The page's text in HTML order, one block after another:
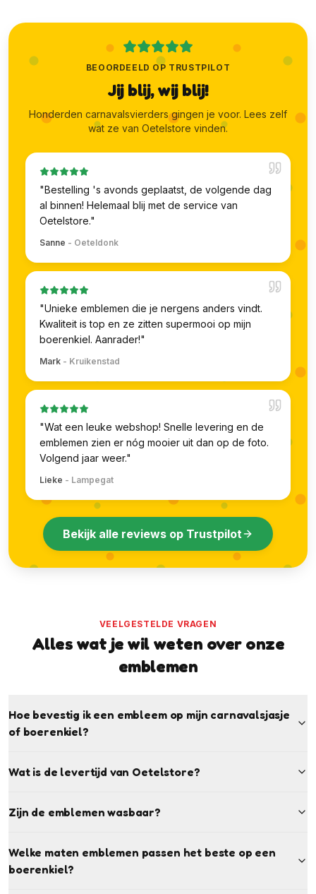
BEOORDEELD OP TRUSTPILOT
Jij blij, wij blij!
Honderden carnavalsvierders gingen je voor. Lees zelf
wat ze van Oetelstore vinden.
"Bestelling 's avonds geplaatst, de volgende dag
al binnen! Helemaal blij met de service van
Oetelstore."
Sanne - Oeteldonk
"Unieke emblemen die je nergens anders vindt.
Kwaliteit is top en ze zitten supermooi op mijn
boerenkiel. Aanrader!"
Mark - Kruikenstad
"Wat een leuke webshop! Snelle levering en de
emblemen zien er nóg mooier uit dan op de foto.
Volgend jaar weer."
Lieke - Lampegat
Bekijk alle reviews op Trustpilot
VEELGESTELDE VRAGEN
Alles wat je wil weten over onze
emblemen
Hoe bevestig ik een embleem op mijn carnavalsjasje
of boerenkiel?
Wat is de levertijd van Oetelstore?
Zijn de emblemen wasbaar?
Welke maten emblemen passen het beste op een
boerenkiel?